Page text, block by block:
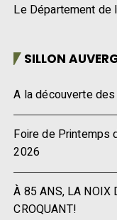
Le Département de
SILLON
A la découverte
Foire de Printemps
2026
À 85 ANS, LA NOIX
CROQUANT!